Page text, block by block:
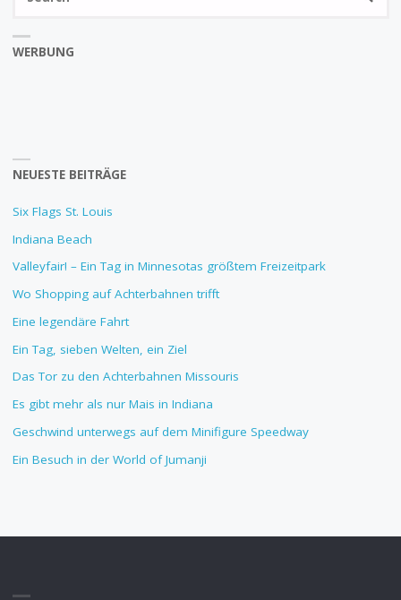
WERBUNG
NEUESTE BEITRÄGE
Six Flags St. Louis
Indiana Beach
Valleyfair! – Ein Tag in Minnesotas größtem Freizeitpark
Wo Shopping auf Achterbahnen trifft
Eine legendäre Fahrt
Ein Tag, sieben Welten, ein Ziel
Das Tor zu den Achterbahnen Missouris
Es gibt mehr als nur Mais in Indiana
Geschwind unterwegs auf dem Minifigure Speedway
Ein Besuch in der World of Jumanji